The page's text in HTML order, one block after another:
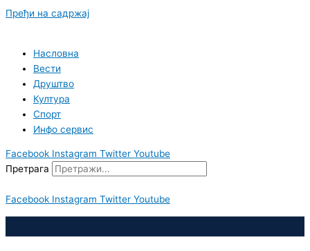
Пређи на садржај
Насловна
Вести
Друштво
Култура
Спорт
Инфо сервис
Facebook Instagram Twitter Youtube
Претрага
Facebook Instagram Twitter Youtube